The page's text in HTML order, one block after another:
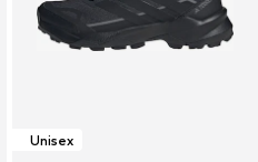
Unisex